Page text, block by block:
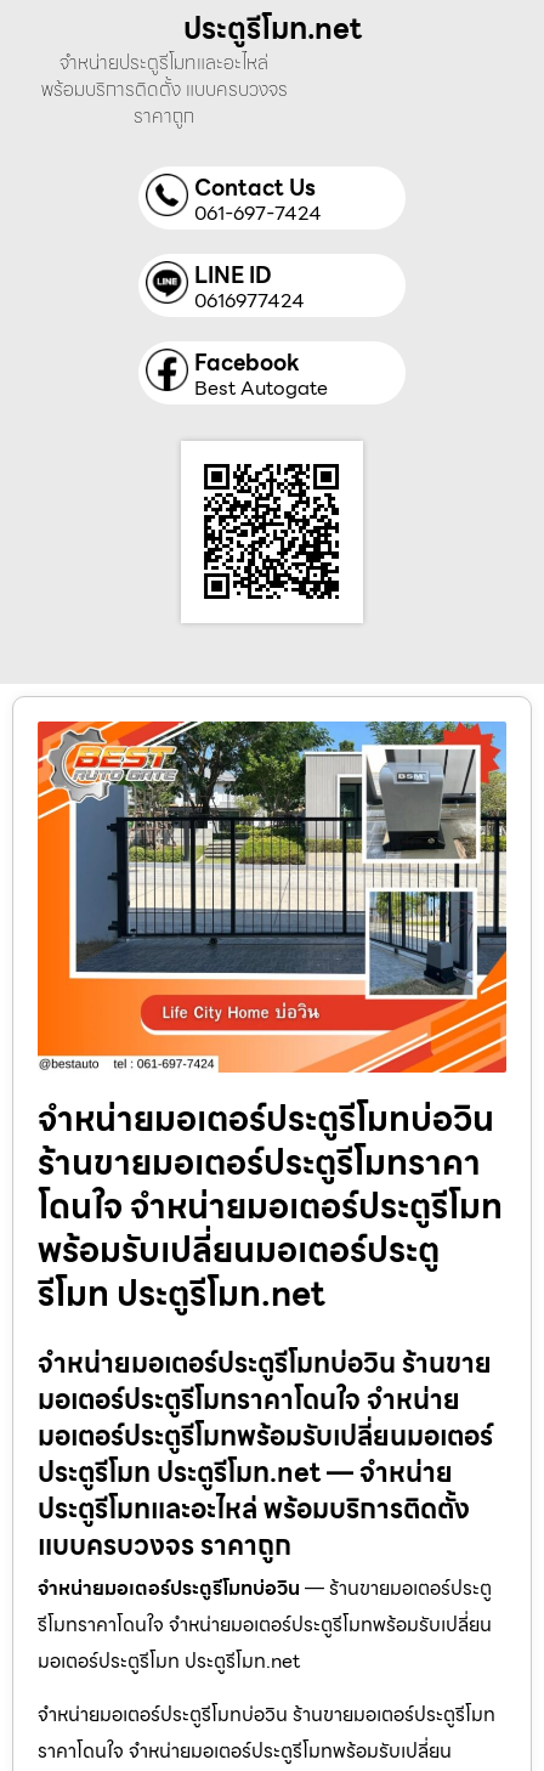
ประตูรีโมท.net
จำหน่ายประตูรีโมทและอะไหล่
พร้อมบริการติดตั้ง แบบครบวงจร
ราคาถูก
Contact Us
061-697-7424
LINE ID
0616977424
Facebook
Best Autogate
จำหน่ายมอเตอร์ประตูรีโมทบ่อวิน
ร้านขายมอเตอร์ประตูรีโมทราคา
โดนใจ จำหน่ายมอเตอร์ประตูรีโมท
พร้อมรับเปลี่ยนมอเตอร์ประตู
รีโมท ประตูรีโมท.net
จำหน่ายมอเตอร์ประตูรีโมทบ่อวิน ร้านขาย
มอเตอร์ประตูรีโมทราคาโดนใจ จำหน่าย
มอเตอร์ประตูรีโมทพร้อมรับเปลี่ยนมอเตอร์
ประตูรีโมท ประตูรีโมท.net — จำหน่าย
ประตูรีโมทและอะไหล่ พร้อมบริการติดตั้ง
แบบครบวงจร ราคาถูก
จำหน่ายมอเตอร์ประตูรีโมทบ่อวิน — ร้านขายมอเตอร์ประตู
รีโมทราคาโดนใจ จำหน่ายมอเตอร์ประตูรีโมทพร้อมรับเปลี่ยน
มอเตอร์ประตูรีโมท ประตูรีโมท.net
จำหน่ายมอเตอร์ประตูรีโมทบ่อวิน ร้านขายมอเตอร์ประตูรีโมท
ราคาโดนใจ จำหน่ายมอเตอร์ประตูรีโมทพร้อมรับเปลี่ยน